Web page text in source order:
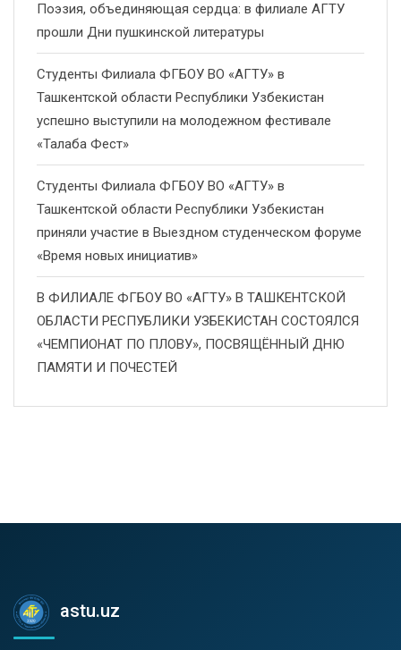
Поэзия, объединяющая сердца: в филиале АГТУ
прошли Дни пушкинской литературы
Студенты Филиала ФГБОУ ВО «АГТУ» в
Ташкентской области Республики Узбекистан
успешно выступили на молодежном фестивале
«Талаба Фест»
Студенты Филиала ФГБОУ ВО «АГТУ» в
Ташкентской области Республики Узбекистан
приняли участие в Выездном студенческом форуме
«Время новых инициатив»
В ФИЛИАЛЕ ФГБОУ ВО «АГТУ» В ТАШКЕНТСКОЙ
ОБЛАСТИ РЕСПУБЛИКИ УЗБЕКИСТАН СОСТОЯЛСЯ
«ЧЕМПИОНАТ ПО ПЛОВУ», ПОСВЯЩЁННЫЙ ДНЮ
ПАМЯТИ И ПОЧЕСТЕЙ
astu.uz